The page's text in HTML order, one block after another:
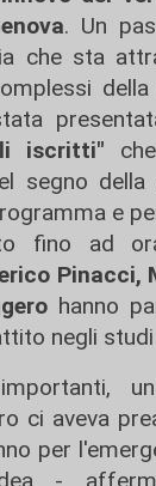
. Un
che sta
iscritti"
segno della
e
fino ad
Pinacci,
hanno
negli
ci aveva
per